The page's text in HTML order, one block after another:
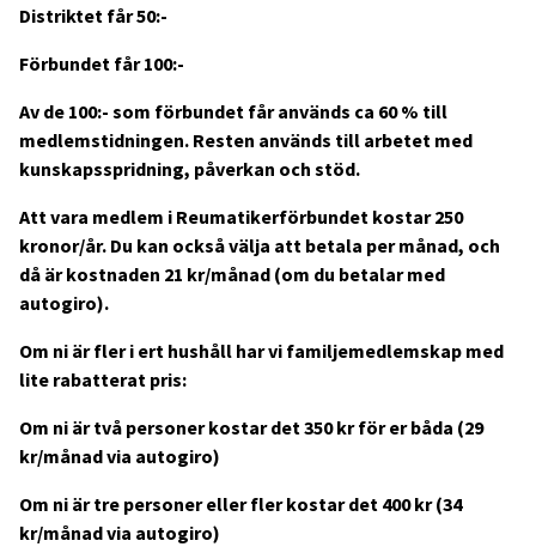
Distriktet får 50:-
Förbundet får 100:-
Av de 100:- som förbundet får används ca 60 % till
medlemstidningen. Resten används till arbetet med
kunskapsspridning, påverkan och stöd.
Att vara medlem i Reumatikerförbundet kostar 250
kronor/år. Du kan också välja att betala per månad, och
då är kostnaden 21 kr/månad (om du betalar med
autogiro).
Om ni är fler i ert hushåll har vi familjemedlemskap med
lite rabatterat pris:
Om ni är två personer kostar det 350 kr för er båda (29
kr/månad via autogiro)
Om ni är tre personer eller fler kostar det 400 kr (34
kr/månad via autogiro)